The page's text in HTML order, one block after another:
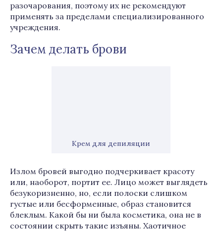
разочарования, поэтому их не рекомендуют
применять за пределами специализированного
учреждения.
Зачем делать брови
Крем для депиляции
Излом бровей выгодно подчеркивает красоту
или, наоборот, портит ее. Лицо может выглядеть
безукоризненно, но, если полоски слишком
густые или бесформенные, образ становится
блеклым. Какой бы ни была косметика, она не в
состоянии скрыть такие изъяны. Хаотичное